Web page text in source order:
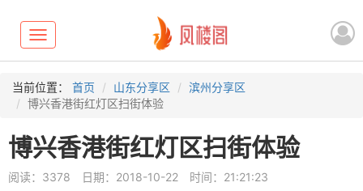
Toggle
navigation
当前位置： 首页 山东分享区
滨州分享区
博兴香港街红灯区扫街体验
博兴香港街红灯区扫街体验
阅读：3378 日期：2018-10-22 时间：21:21:23